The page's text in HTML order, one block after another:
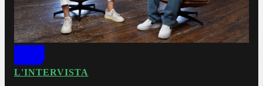
L'INTERVISTA